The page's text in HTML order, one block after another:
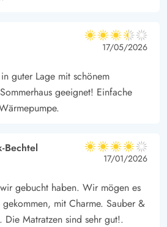
3.5 von 5
3.5 von 5
3.5 out of 5
17/05/2026
guter Lage mit schönem
geeignet! Einfache
Bechtel
4 von 5
4 von 5
4 out of 5
17/01/2026
gebucht haben. Wir mögen es
mit Charme. Sauber &
Matratzen sind sehr gut!.